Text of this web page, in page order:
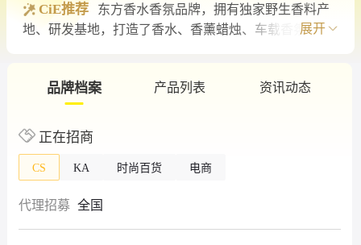
CiE推荐
东方香水香氛品牌，拥有独家野生香料产
地、研发基地，打造了香水、香薰蜡烛、车载香氛等多
等渠道，并与中国南方航空、华润置地...
展开
品牌档案 产品列表 资讯动态
正在招商
CS KA 时尚百货 电商
代理招募 全国